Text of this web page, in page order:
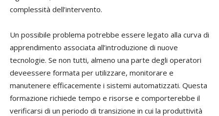
complessità dell’intervento.
Un possibile problema potrebbe essere legato alla curva di
apprendimento associata all’introduzione di nuove
tecnologie. Se non tutti, almeno una parte degli operatori
deveessere formata per utilizzare, monitorare e
manutenere efficacemente i sistemi automatizzati. Questa
formazione richiede tempo e risorse e comporterebbe il
verificarsi di un periodo di transizione in cui la produttività